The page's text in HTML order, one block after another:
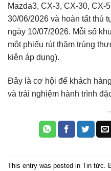
Mazda3, CX-3, CX-30, CX-
30/06/2026 và hoàn tất thủ
ngày 10/07/2026. Mỗi số
một phiếu rút thăm trúng
kiện áp dụng).
Đây là cơ hội để khách
và trải nghiệm hành trình
This entry was posted in Tin tức .